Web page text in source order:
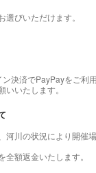
びいただけます。
決済でPayPayをご利
いたします。
河川の状況により開催
額返金いたします。